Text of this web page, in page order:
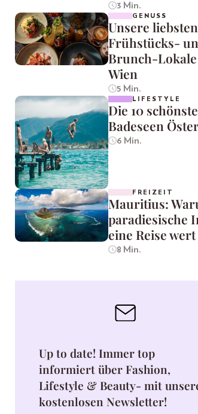
3 Min.
GENUSS
Unsere liebsten
Frühstücks-
Brunch-
Wien
5 Min.
LIFESTYLE
Die 10
Badeseen
6 Min.
FREIZEIT
Mauritius:
paradiesische
eine Reise
8 Min.
Up to date! Immer top
informiert über Fashion,
Lifestyle & Beauty- mit
kostenlosen Newsletter!